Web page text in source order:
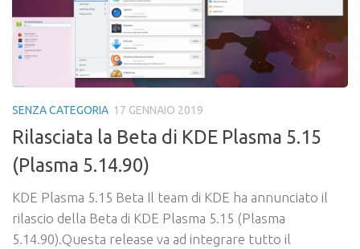
SENZA CATEGORIA 17 GENNAIO 2019
Rilasciata la Beta di KDE Plasma 5.15
(Plasma 5.14.90)
KDE Plasma 5.15 Beta Il team di KDE ha annunciato il
rilascio della Beta di KDE Plasma 5.15 (Plasma
5.14.90).Questa release va ad integrare tutto il